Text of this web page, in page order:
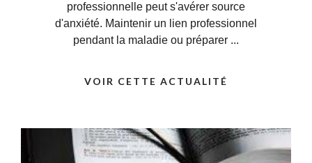
professionnelle peut s'avérer source
d'anxiété. Maintenir un lien professionnel
pendant la maladie ou préparer ...
VOIR CETTE ACTUALITÉ